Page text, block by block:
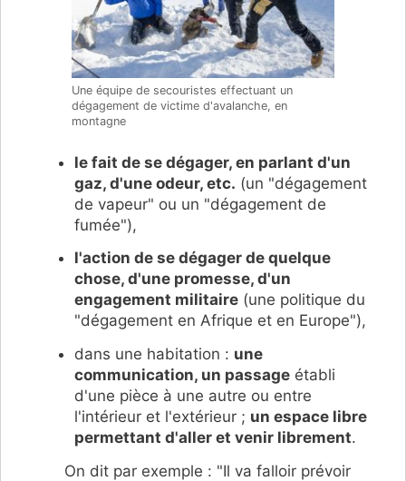
Une équipe de secouristes effectuant un
dégagement de victime d'avalanche, en
montagne
le fait de se dégager, en parlant d'un
gaz, d'une odeur, etc. (un "dégagement
de vapeur" ou un "dégagement de
fumée"),
l'action de se dégager de quelque
chose, d'une promesse, d'un
engagement militaire (une politique du
"dégagement en Afrique et en Europe"),
dans une habitation : une
communication, un passage établi
d'une pièce à une autre ou entre
l'intérieur et l'extérieur ; un espace libre
permettant d'aller et venir librement.
On dit par exemple : "Il va falloir prévoir